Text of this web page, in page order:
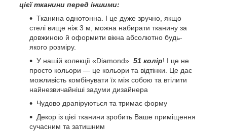
цієї тканини перед іншими:
Тканина однотонна. І це дуже зручно, якщо
стелі вище ніж 3 м, можна набирати тканину за
довжиною й оформити вікна абсолютно будь-
якого розміру.
У нашій колекції «Diamond» 51 колір! І це не
просто кольори — це кольори та відтінки. Це дає
можливість комбінувати їх між собою та втілити
найнезвичайніші задуми дизайнера
Чудово драпіруються та тримає форму
Декор із цієї тканини зробить Ваше приміщення
сучасним та затишним